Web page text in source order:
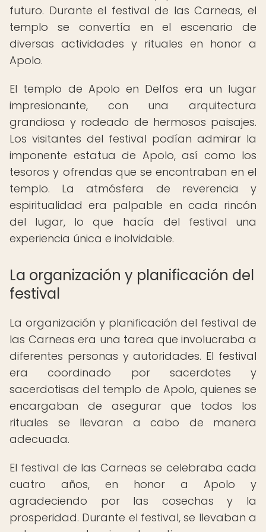
futuro. Durante el festival de las Carneas, el
templo se convertía en el escenario de
diversas actividades y rituales en honor a
Apolo.
El templo de Apolo en Delfos era un lugar
impresionante, con una arquitectura
grandiosa y rodeado de hermosos paisajes.
Los visitantes del festival podían admirar la
imponente estatua de Apolo, así como los
tesoros y ofrendas que se encontraban en el
templo. La atmósfera de reverencia y
espiritualidad era palpable en cada rincón
del lugar, lo que hacía del festival una
experiencia única e inolvidable.
La organización y planificación del
festival
La organización y planificación del festival de
las Carneas era una tarea que involucraba a
diferentes personas y autoridades. El festival
era coordinado por sacerdotes y
sacerdotisas del templo de Apolo, quienes se
encargaban de asegurar que todos los
rituales se llevaran a cabo de manera
adecuada.
El festival de las Carneas se celebraba cada
cuatro años, en honor a Apolo y
agradeciendo por las cosechas y la
prosperidad. Durante el festival, se llevaban a